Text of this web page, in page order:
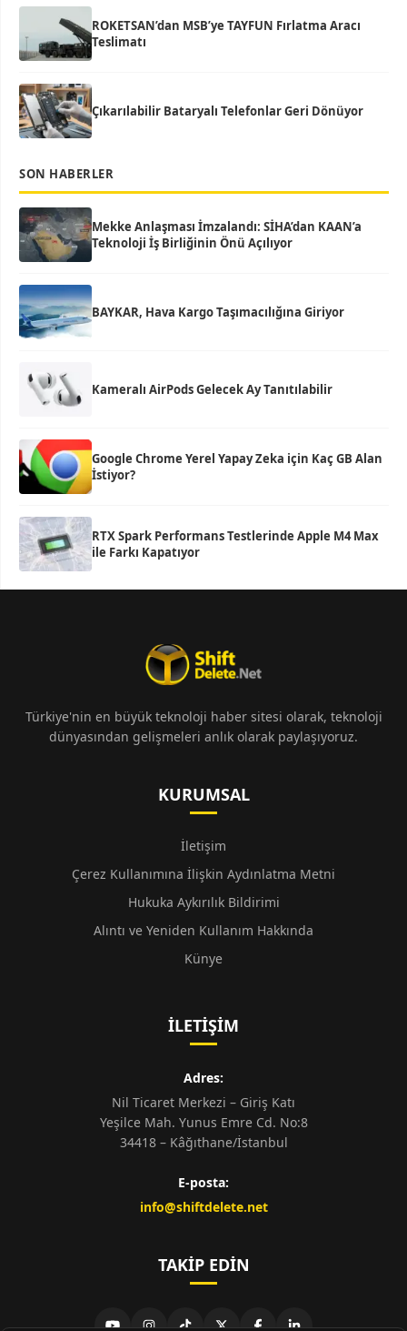
ROKETSAN’dan MSB’ye TAYFUN Fırlatma Aracı
Teslimatı
Çıkarılabilir Bataryalı Telefonlar Geri Dönüyor
SON HABERLER
Mekke Anlaşması İmzalandı: SİHA’dan KAAN’a
Teknoloji İş Birliğinin Önü Açılıyor
BAYKAR, Hava Kargo Taşımacılığına Giriyor
Kameralı AirPods Gelecek Ay Tanıtılabilir
Google Chrome Yerel Yapay Zeka için Kaç GB Alan
İstiyor?
RTX Spark Performans Testlerinde Apple M4 Max
ile Farkı Kapatıyor
Türkiye'nin en büyük teknoloji haber sitesi olarak, teknoloji
dünyasından gelişmeleri anlık olarak paylaşıyoruz.
KURUMSAL
İletişim
Çerez Kullanımına İlişkin Aydınlatma Metni
Hukuka Aykırılık Bildirimi
Alıntı ve Yeniden Kullanım Hakkında
Künye
İLETIŞIM
Adres:
Nil Ticaret Merkezi – Giriş Katı
Yeşilce Mah. Yunus Emre Cd. No:8
34418 – Kâğıthane/İstanbul
E-posta:
info@shiftdelete.net
TAKIP EDIN